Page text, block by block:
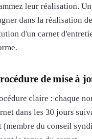
leur réalisation.
dans la réalisation
d'un carnet
de mise à
claire : chaque
dans les 30 jours
(membre du conseil